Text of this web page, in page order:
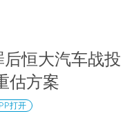
恒大汽车战投
估方案
打开